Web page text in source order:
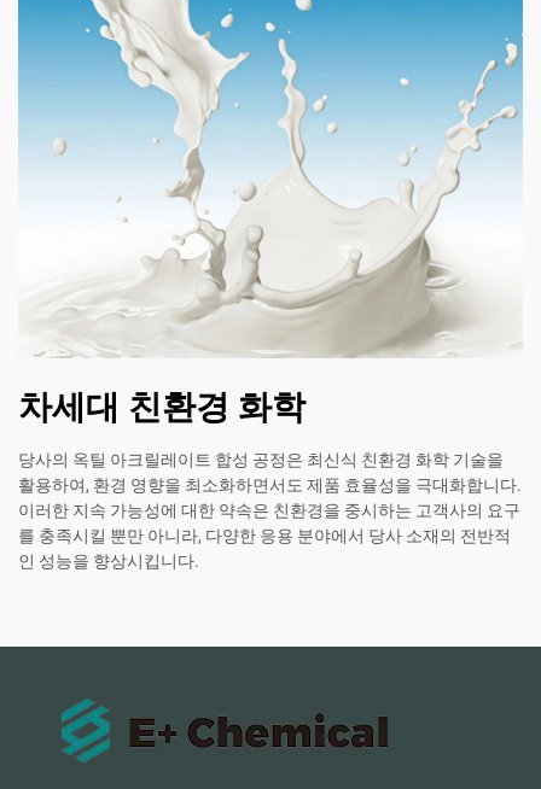
차세대 친환경 화학
당사의 옥틸 아크릴레이트 합성 공정은 최신식 친환경 화학 기술을
활용하여, 환경 영향을 최소화하면서도 제품 효율성을 극대화합니다.
이러한 지속 가능성에 대한 약속은 친환경을 중시하는 고객사의 요구
를 충족시킬 뿐만 아니라, 다양한 응용 분야에서 당사 소재의 전반적
인 성능을 향상시킵니다.